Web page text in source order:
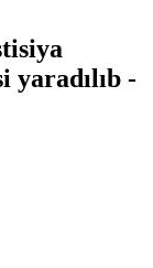
yaradılıb -